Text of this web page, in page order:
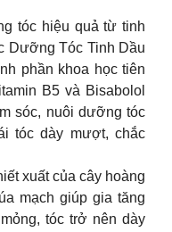
tóc hiệu quả từ tinh
Dưỡng Tóc Tinh Dầu
phần khoa học tiên
B5 và Bisabolol
sóc, nuôi dưỡng tóc
tóc dày mượt, chắc
xuất của cây hoàng
mạch giúp gia tăng
tóc trở nên dày